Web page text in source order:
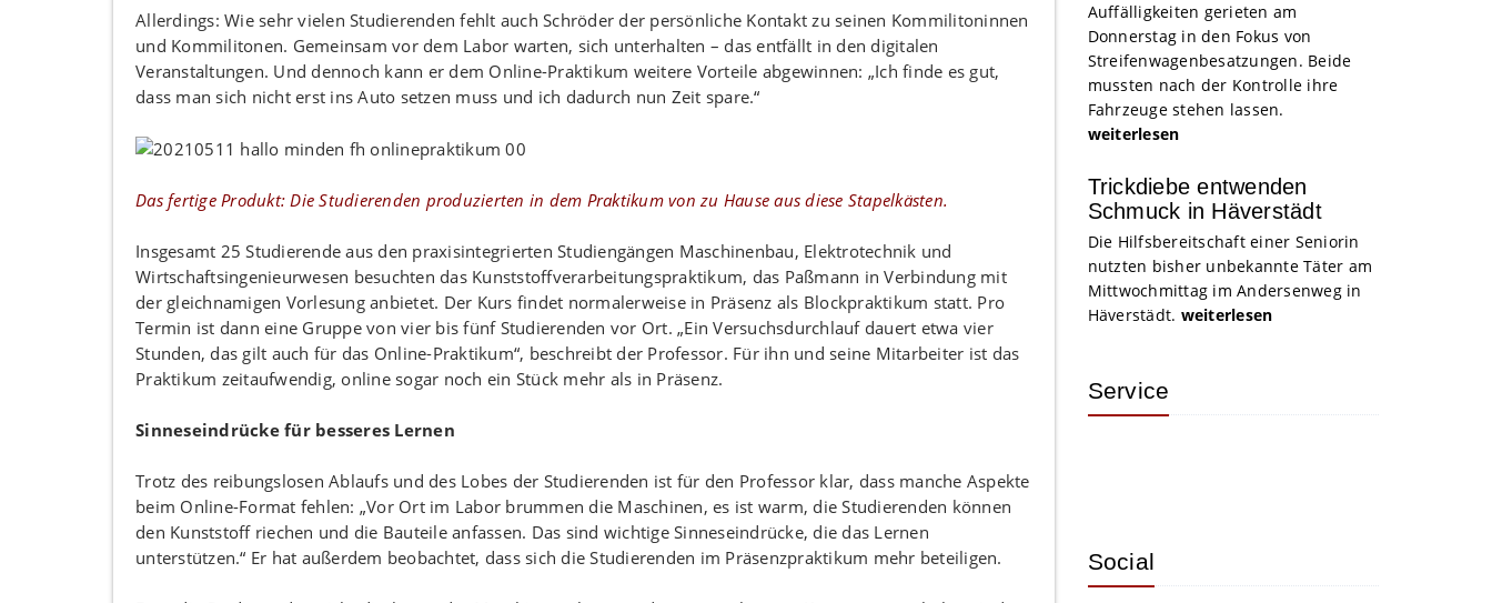
Allerdings: Wie sehr vielen Studierenden fehlt auch Schröder der persönliche Kontakt zu seinen Kommilitoninnen
und Kommilitonen. Gemeinsam vor dem Labor warten, sich unterhalten – das entfällt in den digitalen
Veranstaltungen. Und dennoch kann er dem Online-Praktikum weitere Vorteile abgewinnen: „Ich finde es gut,
dass man sich nicht erst ins Auto setzen muss und ich dadurch nun Zeit spare.“
Das fertige Produkt: Die Studierenden produzierten in dem Praktikum von zu Hause aus diese Stapelkästen.
Insgesamt 25 Studierende aus den praxisintegrierten Studiengängen Maschinenbau, Elektrotechnik und
Wirtschaftsingenieurwesen besuchten das Kunststoffverarbeitungspraktikum, das Paßmann in Verbindung mit
der gleichnamigen Vorlesung anbietet. Der Kurs findet normalerweise in Präsenz als Blockpraktikum statt. Pro
Termin ist dann eine Gruppe von vier bis fünf Studierenden vor Ort. „Ein Versuchsdurchlauf dauert etwa vier
Stunden, das gilt auch für das Online-Praktikum“, beschreibt der Professor. Für ihn und seine Mitarbeiter ist das
Praktikum zeitaufwendig, online sogar noch ein Stück mehr als in Präsenz.
Sinneseindrücke für besseres Lernen
Trotz des reibungslosen Ablaufs und des Lobes der Studierenden ist für den Professor klar, dass manche Aspekte
beim Online-Format fehlen: „Vor Ort im Labor brummen die Maschinen, es ist warm, die Studierenden können
den Kunststoff riechen und die Bauteile anfassen. Das sind wichtige Sinneseindrücke, die das Lernen
unterstützen.“ Er hat außerdem beobachtet, dass sich die Studierenden im Präsenzpraktikum mehr beteiligen.
Auffälligkeiten gerieten am
Donnerstag in den Fokus von
Streifenwagenbesatzungen. Beide
mussten nach der Kontrolle ihre
Fahrzeuge stehen lassen.
weiterlesen
Trickdiebe entwenden
Schmuck in Häverstädt
Die Hilfsbereitschaft einer Seniorin
nutzten bisher unbekannte Täter am
Mittwochmittag im Andersenweg in
Häverstädt. weiterlesen
Service
Social